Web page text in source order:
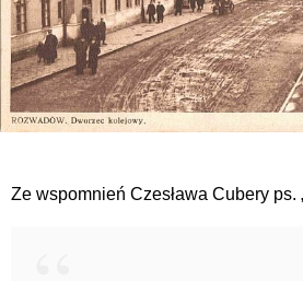
Ze wspomnień Czesława Cubery ps.